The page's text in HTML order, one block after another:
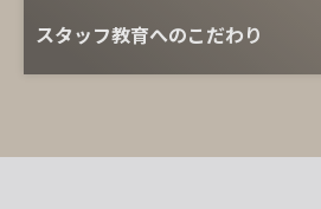
スタッフ教育へのこだわり